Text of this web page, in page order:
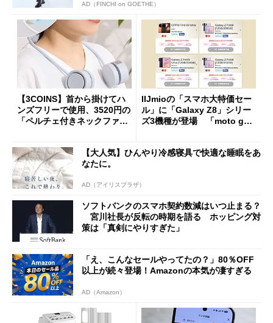
AD（FINCHI on GOETHE）
【3COINS】首から掛けてハ
ンズフリーで使用、3520円の
「ペルチェ付きネックファ
IIJmioの「スマホ大特価セー
ル」に「Galaxy Z8」シリー
ズ3機種が登場 「moto g37
【大人気】ひんやり冷感寝具で快適な睡眠をあ
なたに。
AD（アイリスプラザ）
ソフトバンクのスマホ契約数減はいつ止まる？
宮川社長が反転の時期を語る ホッピング対
策は「真剣にやりすぎた」
「え、こんなセールやってたの？」80％OFF
以上が続々登場！Amazonの本気が凄すぎる
AD（Amazon）